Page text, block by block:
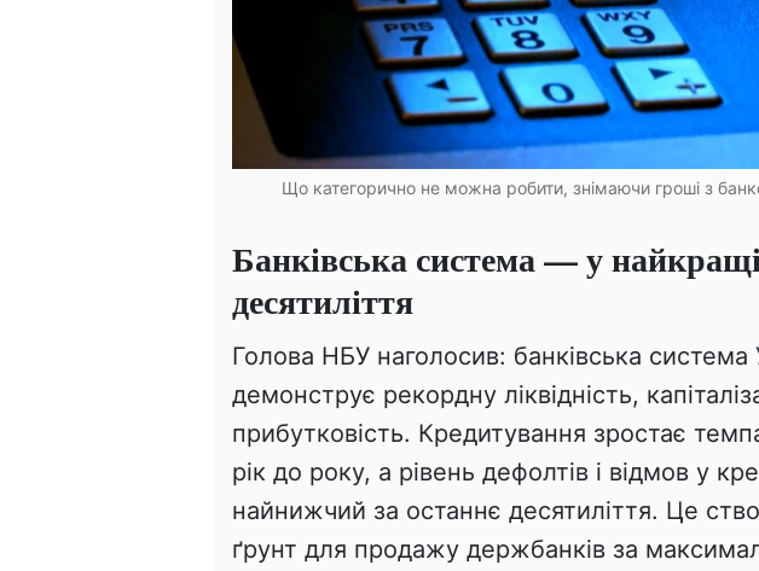
Що категорично не можна робити, знімаючи гроші з
Банківська система — у
десятиліття
Голова НБУ наголосив: банківська система
демонструє рекордну ліквідність,
прибутковість. Кредитування зростає
рік до року, а рівень дефолтів і відмов у
найнижчий за останнє десятиліття. Це
ґрунт для продажу держбанків за